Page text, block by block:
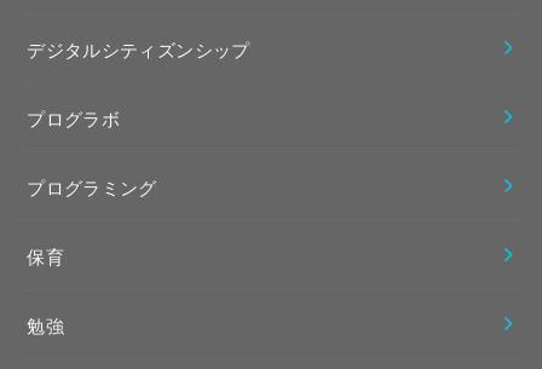
デジタルシティズンシップ
プログラボ
プログラミング
保育
勉強